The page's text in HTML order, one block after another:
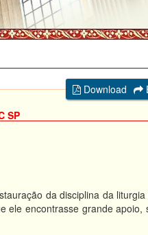
Download
SP
da disciplina da
encontrasse grande apoio,